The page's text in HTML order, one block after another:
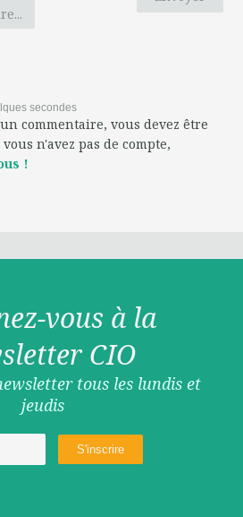
secondes
commentaire, vous devez être
vous n'avez pas de compte,
!
vous à la
CIO
tous les lundis et
jeudis